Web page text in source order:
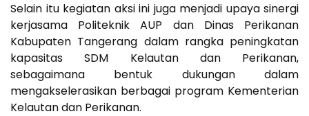
Selain itu kegiatan aksi ini juga menjadi upaya sinergi
kerjasama Politeknik AUP dan Dinas Perikanan
Kabupaten Tangerang dalam rangka peningkatan
kapasitas SDM Kelautan dan Perikanan,
sebagaimana bentuk dukungan dalam
mengakselerasikan berbagai program Kementerian
Kelautan dan Perikanan.